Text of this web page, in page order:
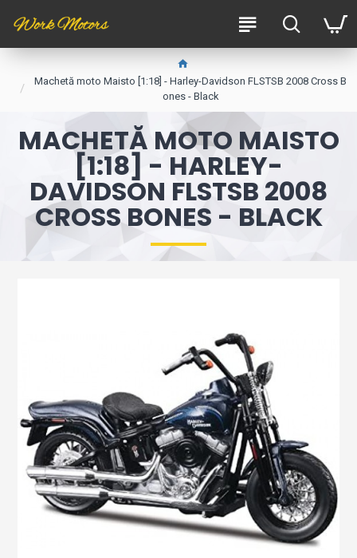
Machetă moto Maisto [1:18] - Harley-Davidson FLSTSB 2008 Cross B
ones - Black
MACHETĂ MOTO MAISTO
[1:18] - HARLEY-
DAVIDSON FLSTSB 2008
CROSS BONES - BLACK